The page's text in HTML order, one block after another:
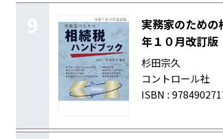
9
実務家のため
年１０月改訂版
杉田宗久
コントロール社
ISBN :